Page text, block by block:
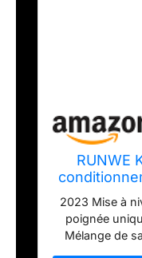
RUNWE
2023 Mise à
poignée
Mélange de